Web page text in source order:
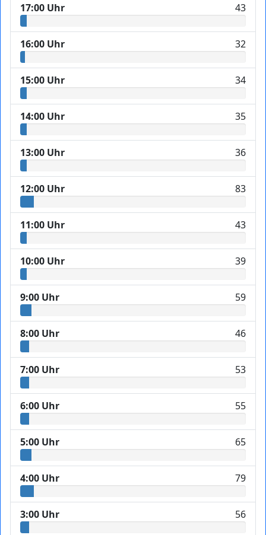
17:00 Uhr 43
16:00 Uhr 32
15:00 Uhr 34
14:00 Uhr 35
13:00 Uhr 36
12:00 Uhr 83
11:00 Uhr 43
10:00 Uhr 39
9:00 Uhr 59
8:00 Uhr 46
7:00 Uhr 53
6:00 Uhr 55
5:00 Uhr 65
4:00 Uhr 79
3:00 Uhr 56